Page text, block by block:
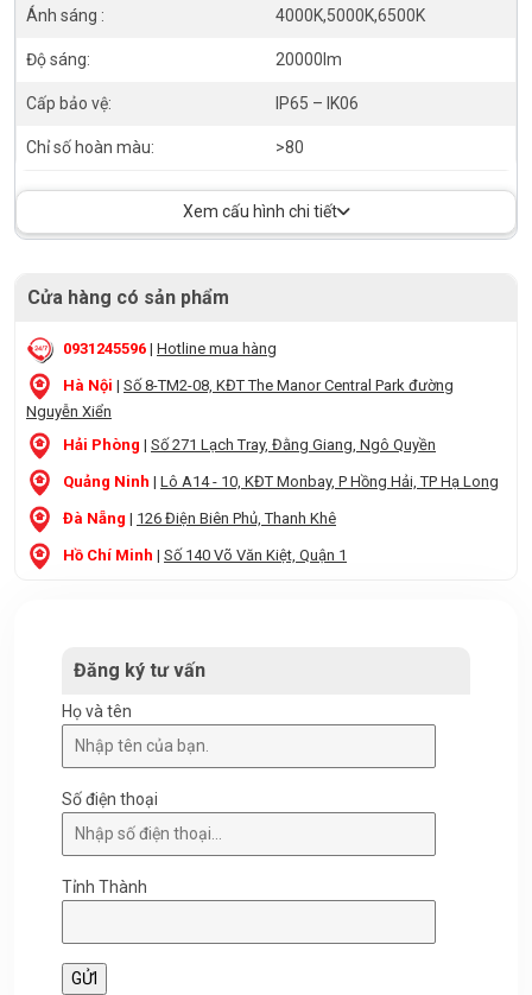
Ánh sáng : 4000K,5000K,6500K
Độ sáng: 20000lm
Cấp bảo vệ: IP65 – IK06
Chỉ số hoàn màu: >80
Xem cấu hình chi tiết
Cửa hàng có sản phẩm
0931245596 | Hotline mua hàng
Hà Nội | Số 8-TM2-08, KĐT The Manor Central Park đường
Nguyễn Xiển
Hải Phòng | Số 271 Lạch Tray, Đằng Giang, Ngô Quyền
Quảng Ninh | Lô A14 - 10, KĐT Monbay, P Hồng Hải, TP Hạ Long
Đà Nẵng | 126 Điện Biên Phủ, Thanh Khê
Hồ Chí Minh | Số 140 Võ Văn Kiệt, Quận 1
Đăng ký tư vấn
Họ và tên
Số điện thoại
Tỉnh Thành